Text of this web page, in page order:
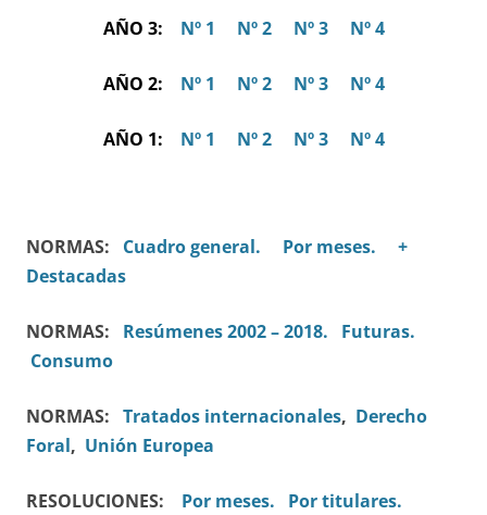
AÑO 3: Nº 1 Nº 2 Nº 3 Nº 4
AÑO 2: Nº 1 Nº 2 Nº 3 Nº 4
AÑO 1: Nº 1 Nº 2 Nº 3 Nº 4
NORMAS: Cuadro general. Por meses.
+
Destacadas
NORMAS: Resúmenes 2002 – 2018.
Futuras.
Consumo
NORMAS: Tratados internacionales, Derecho
Foral, Unión Europea
RESOLUCIONES: Por meses.
Por titulares.